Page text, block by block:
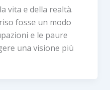
vita e della realtà.
fosse un modo
e le paure
una visione più